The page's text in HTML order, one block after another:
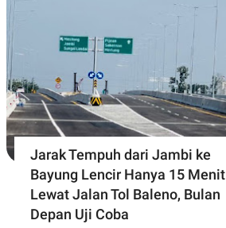
Jarak Tempuh dari Jambi ke
Bayung Lencir Hanya 15 Menit
Lewat Jalan Tol Baleno, Bulan
Depan Uji Coba